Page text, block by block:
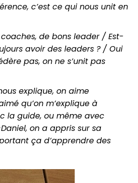
c’est ce qui nous unit en
de bons leader / Est-
avoir des leaders ? / Oui
pas, on ne s’unit pas
explique, on aime
qu’on m’explique à
la guide, ou même avec
on a appris sur sa
ça d’apprendre des